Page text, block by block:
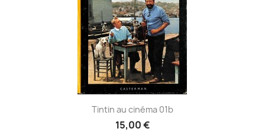
Tintin au cinéma 01b
15,00 €